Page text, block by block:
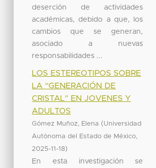
deserción de actividades
académicas, debido a que, los
cambios que se generan,
asociado a nuevas
responsabilidades ...
LOS ESTEREOTIPOS SOBRE
LA “GENERACIÓN DE
CRISTAL” EN JOVENES Y
ADULTOS
Gómez Muñoz, Elena (Universidad
Autónoma del Estado de México,
2025-11-18)
En esta investigación se